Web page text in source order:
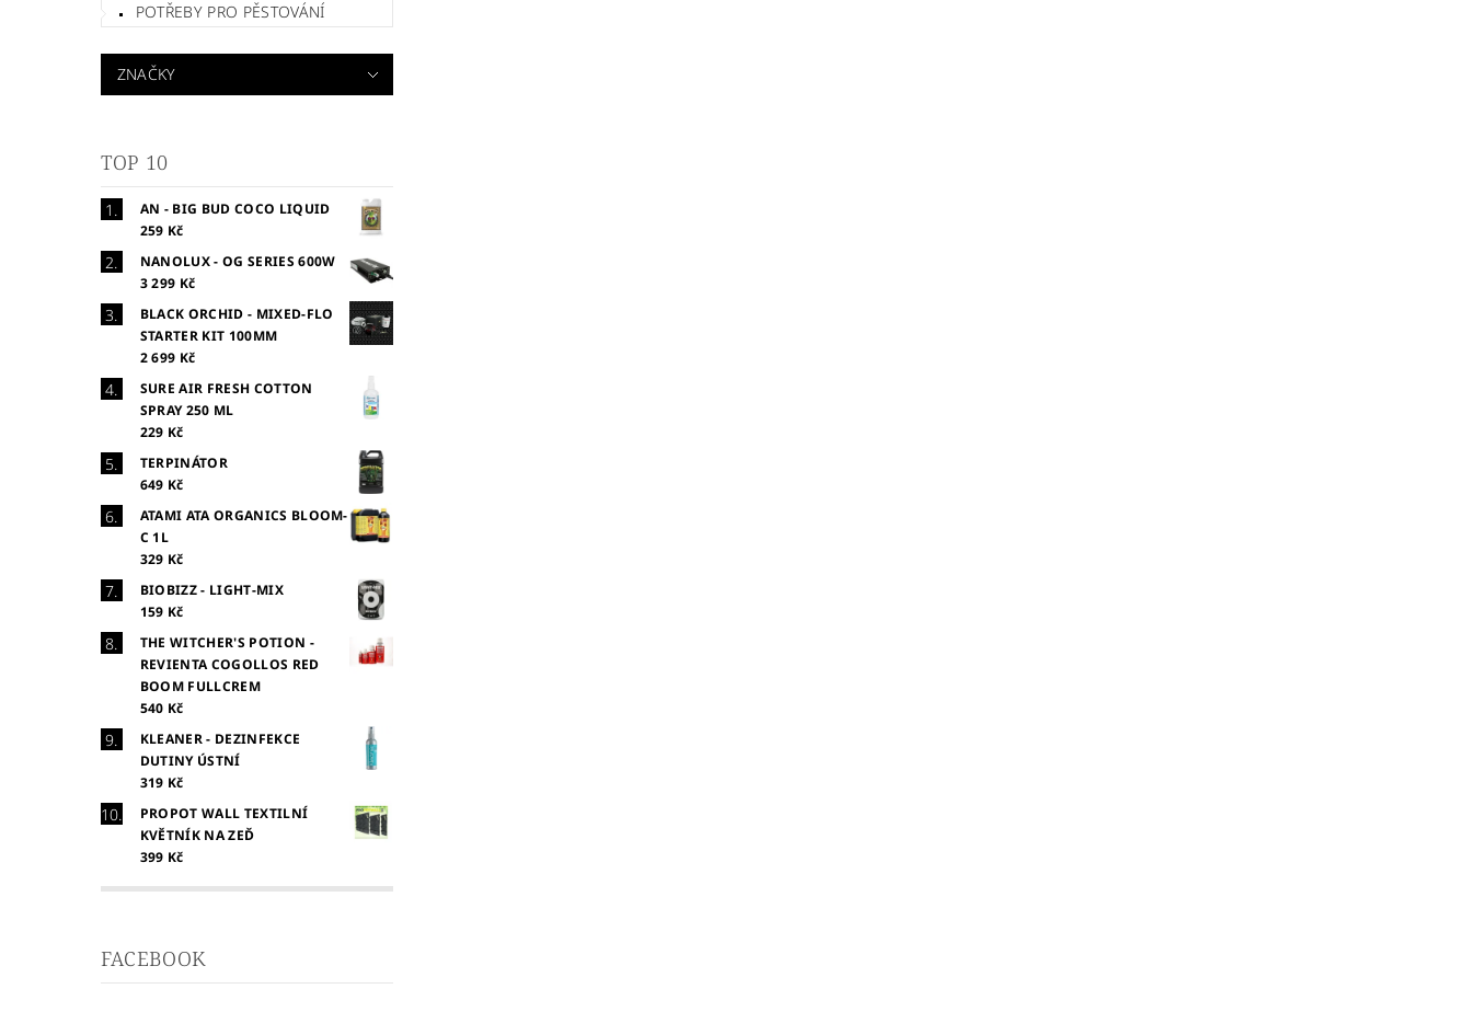
POTŘEBY PRO PĚSTOVÁNÍ
ZNAČKY
TOP 10
AN - BIG BUD COCO LIQUID
259 Kč
NANOLUX - OG SERIES 600W
3 299 Kč
BLACK ORCHID - MIXED-FLO
STARTER KIT 100MM
2 699 Kč
SURE AIR FRESH COTTON
SPRAY 250 ML
229 Kč
TERPINÁTOR
649 Kč
ATAMI ATA ORGANICS BLOOM-
C 1L
329 Kč
BIOBIZZ - LIGHT-MIX
159 Kč
THE WITCHER'S POTION -
REVIENTA COGOLLOS RED
BOOM FULLCREM
540 Kč
KLEANER - DEZINFEKCE
DUTINY ÚSTNÍ
319 Kč
PROPOT WALL TEXTILNÍ
KVĚTNÍK NA ZEĎ
399 Kč
FACEBOOK